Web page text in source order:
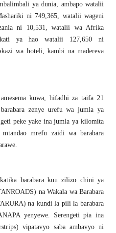
ya dunia, ambapo watalii
ni 749,365, watalii wageni
ni 10,531, watalii wa Afrika
kati ya hao watalii 127,650 ni
wa hoteli, kambi na madereva
kuwa, hifadhi za taifa 21
zenye urefu wa jumla ya
peke yake ina jumla ya kilomita
mrefu zaidi wa barabara
barabara kuu zilizo chini ya
na Wakala wa Barabara
na kundi la pili la barabara
yenyewe. Serengeti pia ina
vipatavyo saba ambavyo ni